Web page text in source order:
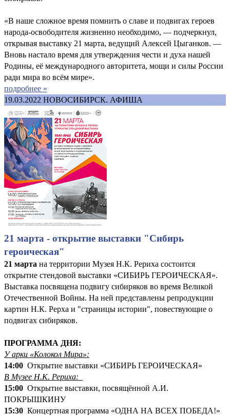
«В наше сложное время помнить о славе и подвигах героев
народа-освободителя жизненно необходимо, — подчеркнул,
открывая выставку 21 марта, ведущий Алексей Цыганков. —
Вновь настало время для утверждения чести и духа нашей
Родины, её международного авторитета, мощи и силы России
ради мира во всём мире».
подробнее »
19.03.2022 НОВОСИБИРСК. АФИША
21 марта - открытие выставки "Сибирь
героическая"
21 марта на территории Музея Н.К. Рериха состоится
открытие стендовой выставки «СИБИРЬ ГЕРОИЧЕСКАЯ».
Выставка посвящена подвигу сибиряков во время Великой
Отечественной Войны. На ней представлены репродукции
картин Н.К. Рерха и "страницы истории", повествующие о
подвигах сибиряков.
ПРОГРАММА ДНЯ:
У арки «Колокол Мира»:
14:00 Открытие выставки «СИБИРЬ ГЕРОИЧЕСКАЯ»
В Музее Н.К. Рериха:
15:00 Открытие выставки, посвящённой А.И.
ПОКРЫШКИНУ
15:30 Концертная программа «ОДНА НА ВСЕХ ПОБЕДА!»